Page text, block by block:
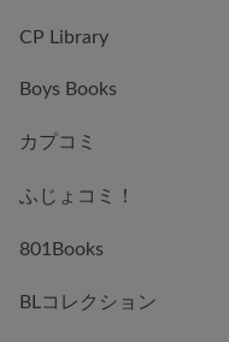
CP Library
Boys Books
カプコミ
ふじょコミ！
801Books
BLコレクション